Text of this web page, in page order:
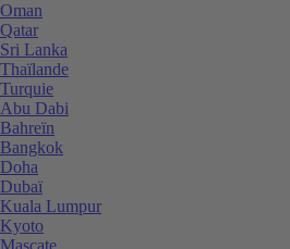
Oman
Qatar
Sri Lanka
Thaïlande
Turquie
Abu Dabi
Bahreïn
Bangkok
Doha
Dubaï
Kuala Lumpur
Kyoto
Mascate